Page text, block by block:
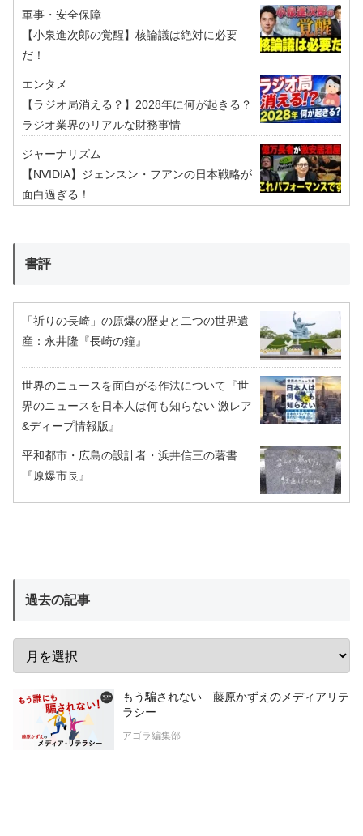
軍事・安全保障
【小泉進次郎の覚醒】核論議は絶対に必要
だ！
エンタメ
【ラジオ局消える？】2028年に何が起きる？
ラジオ業界のリアルな財務事情
ジャーナリズム
【NVIDIA】ジェンスン・フアンの日本戦略が
面白過ぎる！
書評
「祈りの長崎」の原爆の歴史と二つの世界遺
産：永井隆『長崎の鐘』
世界のニュースを面白がる作法について『世
界のニュースを日本人は何も知らない 激レア
&ディープ情報版』
平和都市・広島の設計者・浜井信三の著書
『原爆市長』
過去の記事
もう騙されない 藤原かずえのメディアリテ
ラシー
アゴラ編集部